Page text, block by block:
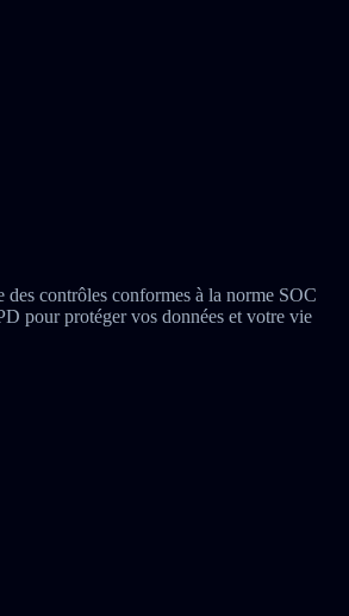
des contrôles conformes à la norme SOC
pour protéger vos données et votre vie